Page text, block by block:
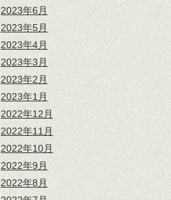
2023年6月
2023年5月
2023年4月
2023年3月
2023年2月
2023年1月
2022年12月
2022年11月
2022年10月
2022年9月
2022年8月